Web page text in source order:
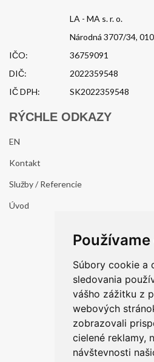
Súbory cookie a
sledovania
vášho zážitku z
webových
zobrazovali
cielené reklamy,
návštevnosti
LA - MA s. r. o.
Národná 3707/34,
IČO:
36759091
DIČ:
2022359548
IČ DPH:
SK2022359548
RÝCHLE ODKAZY
EN
Kontakt
Služby / Referencie
Úvod